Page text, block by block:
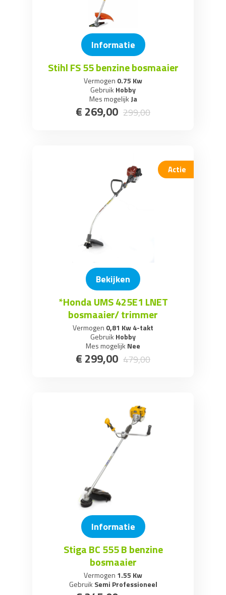
Informatie
Stihl FS 55 benzine bosmaaier
Vermogen 0.75 Kw
Gebruik Hobby
Mes mogelijk Ja
€ 269,00 299,00
Actie
Bekijken
*Honda UMS 425E1 LNET
bosmaaier/ trimmer
Vermogen 0,81 Kw 4-takt
Gebruik Hobby
Mes mogelijk Nee
€ 299,00 479,00
Informatie
Stiga BC 555 B benzine
bosmaaier
Vermogen 1.55 Kw
Gebruik Semi Professioneel